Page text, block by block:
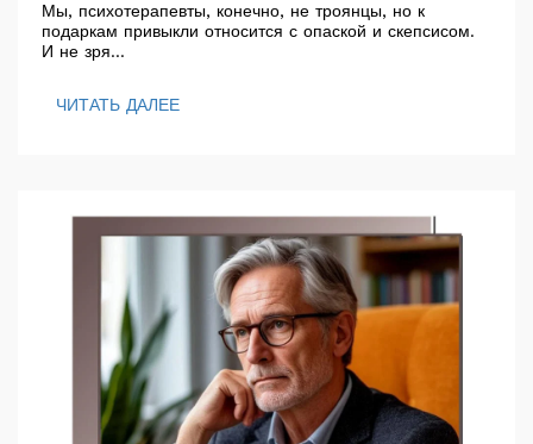
Мы, психотерапевты, конечно, не троянцы, но к
подаркам привыкли относится с опаской и скепсисом.
И не зря...
ЧИТАТЬ ДАЛЕЕ